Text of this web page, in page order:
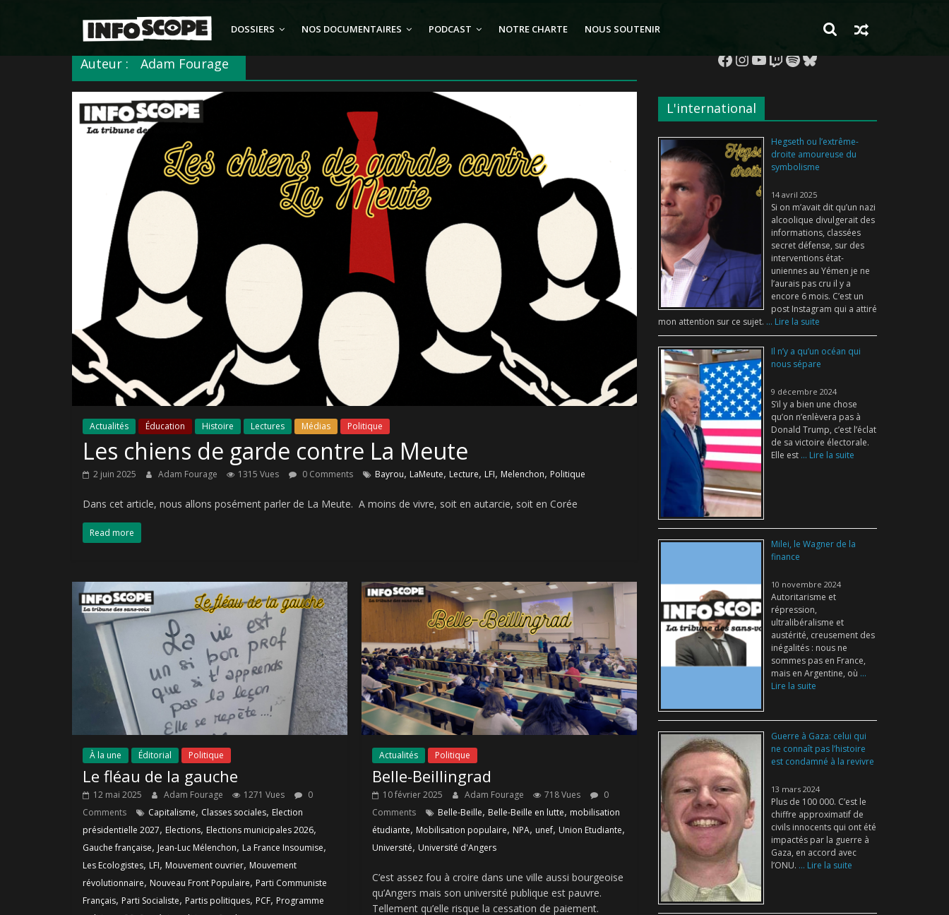
DOSSIERS NOS DOCUMENTAIRES PODCAST NOTRE CHARTE NOUS SOUTENIR
Auteur : Adam Fourage
Actualités Éducation Histoire Lectures Médias Politique
Les chiens de garde contre La Meute
2 juin 2025 Adam Fourage 1315 Vues 0 Comments Bayrou, LaMeute, Lecture, LFI, Melenchon, Politique
Dans cet article, nous allons posément parler de La Meute. A moins de vivre, soit en autarcie, soit en Corée
Read more
À la une Éditorial Politique
Le fléau de la gauche
12 mai 2025 Adam Fourage 1271 Vues
0
Comments
Capitalisme, Classes sociales, Election
présidentielle 2027, Elections, Elections municipales 2026,
Gauche française, Jean-Luc Mélenchon, La France Insoumise,
Les Ecologistes, LFI, Mouvement ouvrier, Mouvement
révolutionnaire, Nouveau Front Populaire, Parti Communiste
Français, Parti Socialiste, Partis politiques, PCF, Programme
Actualités Politique
Belle-Beillingrad
10 février 2025 Adam Fourage 718 Vues
0
Comments
Belle-Beille, Belle-Beille en lutte, mobilisation
étudiante, Mobilisation populaire, NPA, unef, Union Etudiante,
Université, Université d'Angers
C’est assez fou à croire dans une ville aussi bourgeoise
qu’Angers mais son université publique est pauvre.
Tellement qu’elle risque la cessation de paiement.
Facebook
Instagram
YouTube
Twitch
Spotify
Bluesky
L'international
Hegseth ou l’extrême-
droite amoureuse du
symbolisme
14 avril 2025
Si on m’avait dit qu’un nazi
alcoolique divulgerait des
informations, classées
secret défense, sur des
interventions état-
uniennes au Yémen je ne
l’aurais pas cru il y a
encore 6 mois. C’est un
post Instagram qui a attiré
mon attention sur ce sujet. ... Lire la suite
Il n’y a qu’un océan qui
nous sépare
9 décembre 2024
S’il y a bien une chose
qu’on n’enlèvera pas à
Donald Trump, c’est l’éclat
de sa victoire électorale.
Elle est ... Lire la suite
Milei, le Wagner de la
finance
10 novembre 2024
Autoritarisme et
répression,
ultralibéralisme et
austérité, creusement des
inégalités : nous ne
sommes pas en France,
mais en Argentine, où ...
Lire la suite
Guerre à Gaza: celui qui
ne connaît pas l’histoire
est condamné à la revivre
13 mars 2024
Plus de 100 000. C’est le
chiffre approximatif de
civils innocents qui ont été
impactés par la guerre à
Gaza, en accord avec
l’ONU. ... Lire la suite